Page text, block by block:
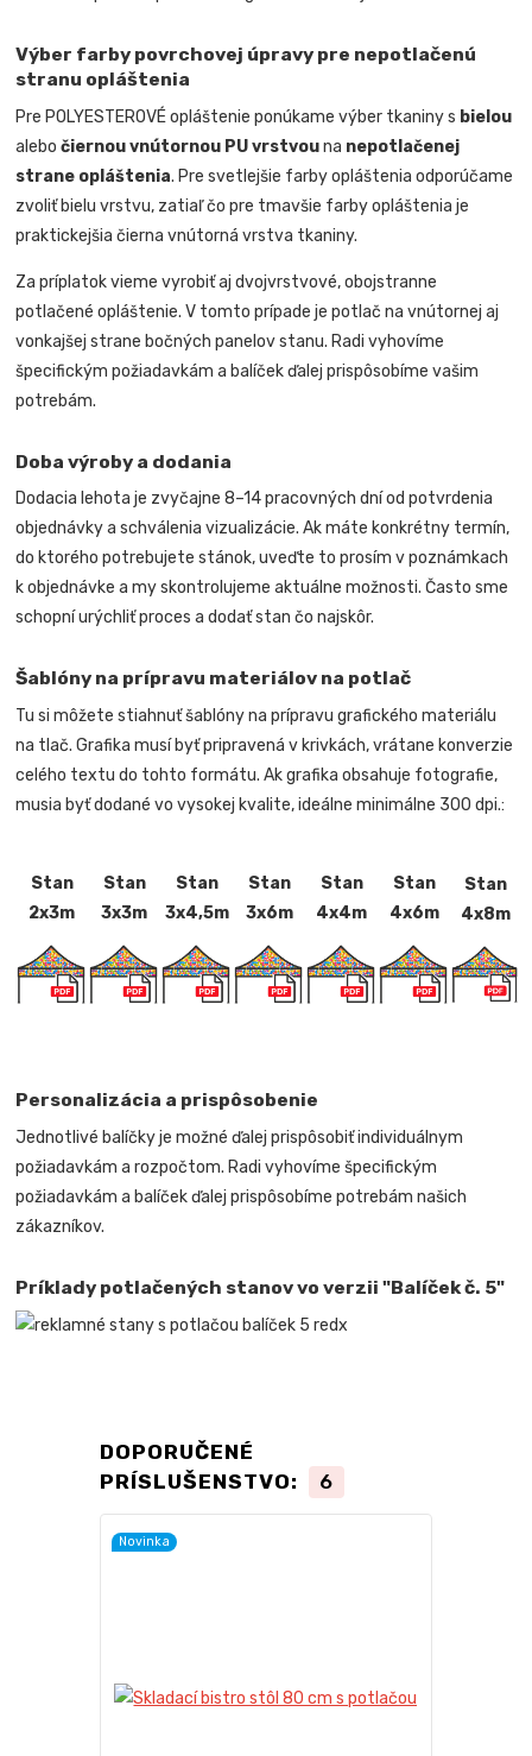
Výber farby povrchovej úpravy pre nepotlačenú
stranu opláštenia
Pre POLYESTEROVÉ opláštenie ponúkame výber tkaniny s bielou
alebočiernou vnútornou PU vrstvouna nepotlačenej
strane opláštenia. Pre svetlejšie farby opláštenia odporúčame
zvoliť bielu vrstvu, zatiaľ čo pre tmavšie farby opláštenia je
praktickejšia čierna vnútorná vrstva tkaniny.
Za príplatok vieme vyrobiť aj dvojvrstvové, obojstranne
potlačené opláštenie. V tomto prípade je potlač na vnútornej aj
vonkajšej strane bočných panelov stanu. Radi vyhovíme
špecifickým požiadavkám a balíček ďalej prispôsobíme vašim
potrebám.
Doba výroby a dodania
Dodacia lehota je zvyčajne 8–14 pracovných dní od potvrdenia
objednávky a schválenia vizualizácie. Ak máte konkrétny termín,
do ktorého potrebujete stánok, uveďte to prosím v poznámkach
k objednávke a my skontrolujeme aktuálne možnosti. Často sme
schopní urýchliť proces a dodať stan čo najskôr.
Šablóny na prípravu materiálov na potlač
Tu si môžete stiahnuť šablóny na prípravu grafického materiálu
na tlač. Grafika musí byť pripravená v krivkách, vrátane konverzie
celého textu do tohto formátu. Ak grafika obsahuje fotografie,
musia byť dodané vo vysokej kvalite, ideálne minimálne 300 dpi.:
Stan
2x3m
Stan
3x3m
Stan
3x4,5m
Stan
3x6m
Stan
4x4m
Stan
4x6m
Stan
4x8m
Personalizácia a prispôsobenie
Jednotlivé balíčky je možné ďalej prispôsobiť individuálnym
požiadavkám a rozpočtom. Radi vyhovíme špecifickým
požiadavkám a balíček ďalej prispôsobíme potrebám našich
zákazníkov.
Príklady potlačených stanov vo verzii "Balíček č. 5"
DOPORUČENÉ
PRÍSLUŠENSTVO:
6
Novinka